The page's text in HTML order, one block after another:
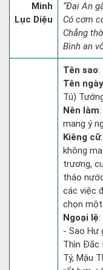
Minh
Lục Diệu
“Đại An
Có cơm
Chẳng
Bình an
Tên sao:
Tên ngày
Tú)
Nên làm
mang ý
Kiêng cữ
không
trương,
tháo
các việc
chọn
Ngoại lệ:
- Sao Hư
Thìn Đắc
Tý, Mậu